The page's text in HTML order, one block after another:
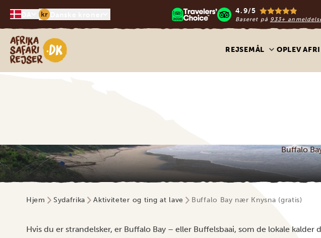
kr 4.9/5
Baseret på 933+
Safari-rejser i Afrika
REJSEMÅL OPLEV
Buffalo
Hjem Sydafrika Aktiviteter og ting at lave Buffalo Bay nær Knysna (gratis)
Hvis du er strandelsker, er Buffalo Bay – eller Buffelsbaai, som de lokale kalder